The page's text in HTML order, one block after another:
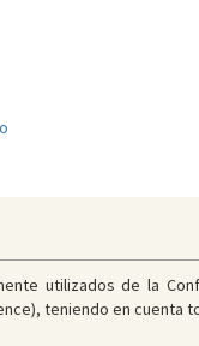
utilizados de la
teniendo en cuenta